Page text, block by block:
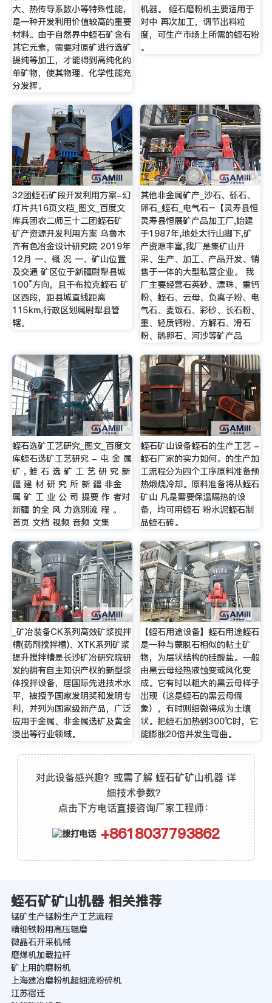
大、热传导系数小等特殊性能，
是一种开发利用价值较高的重要
材料。由于自然界中蛭石矿含有
其它元素，需要对原矿进行选矿
提纯等加工，才能得到高纯化的
单矿物，使其物理、化学性能充
分发挥。
机器。 蛭石磨粉机主要适用于
对中 再次加工，调节出料粒
度，可生产市场上所需的蛭石粉
。
32团蛭石矿段开发利用方案-幻
灯片共16页文档_图文_百度文
库兵团农二师三十二团蛭石矿
矿产资源开发利用方案 乌鲁木
齐有色冶金设计研究院 2019年
12月 一、概 况 一、矿山位置
及交通 矿区位于新疆尉犁县城
100°方向，且干布拉克蛭石 矿
区西段，距县城直线距离
115km,行政区划属尉犁县管
辖。
其他非金属矿产_沙石、砾石、
卵石_蛭石_电气石–【灵寿县恒
灵寿县恒展矿产品加工厂,始建
于1987年,地处太行山脚下,矿
产资源丰富,我厂是集矿山开
采、生产、加工、产品开发、销
售于一体的大型私营企业。 我
厂主要经营石英砂、漂珠、重钙
粉、蛭石、云母、负离子粉、电
气石、麦饭石、彩砂、长石粉、
重、轻质钙粉、方解石、滑石
粉、鹅卵石、河沙等矿产品
蛭石选矿工艺研究_图文_百度文
库蛭石选矿工艺研究 - 屯 金 属
矿 , 蛙 石 选 矿 工 艺 研 究 新
疆 建 材 研 究 所 新 疆 非金
属 矿 工 业 公 司 提要 作 者对
新疆 的全 风 力选别流 程 。
首页 文档 视频 音频 文集
蛭石矿山设备蛭石的生产工艺 -
蛭石厂家的实力如何。的生产加
工流程分为四个工序原料准备预
热煅烧冷却。原料准备将从蛭石
矿山 凡是需要保温隔热的设
备，均可用蛭石 粉水泥蛭石制
品蛭石砖。
_矿冶装备CK系列高效矿浆搅拌
槽(药剂搅拌槽)、XTK系列矿浆
提升搅拌槽是长沙矿冶研究院研
发的拥有自主知识产权的新型浆
体搅拌设备，居国际先进技术水
平，被授予国家发明奖和发明专
利，并列为国家级新产品，广泛
应用于金属、非金属选矿及黄金
浸出等行业领域。
【蛭石用途设备】蛭石用途蛭石
是一种与蒙脱石相似的粘土矿
物，为层状结构的硅酸盐。一般
由黑云母经热液蚀变或风化变
成。它有时以粗大的黑云母样子
出现（这是蛭石的黑云母假
象），有时则细微得成为土壤
状。把蛭石加热到300℃时，它
能膨胀20倍并发生弯曲。
对此设备感兴趣？或需了解 蛭石矿矿山机器 详
细技术参数？
点击下方电话直接咨询厂家工程师：
+8618037793862
蛭石矿矿山机器 相关推荐
锰矿生产锰粉生产工艺流程
精细铁粉用高压辊磨
微晶石开采机械
磨煤机加载拉杆
矿上用的磨粉机
上海建冶磨粉机超细流粉碎机
江苏宿迁